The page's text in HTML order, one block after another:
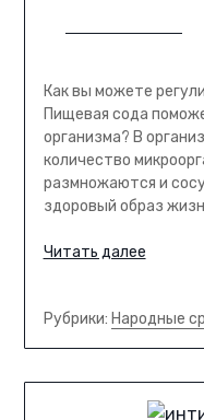
Как вы можете
Пищевая сода
организма? В
количество
размножаются и
здоровый образ
Читать далее
Рубрики: Народные